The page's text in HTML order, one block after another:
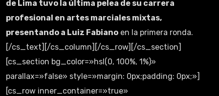
de Lima tuvo la última pelea de su carrera
profesional en artes marciales mixtas,
presentando a Luiz Fabiano en la primera ronda.
[/cs_text][/cs_column][/cs_row][/cs_section]
[cs_section bg_color=»hsl(0, 100%, 1%)»
parallax=»false» style=»margin: 0px;padding: 0px;»]
[cs_row inner_container=»true»